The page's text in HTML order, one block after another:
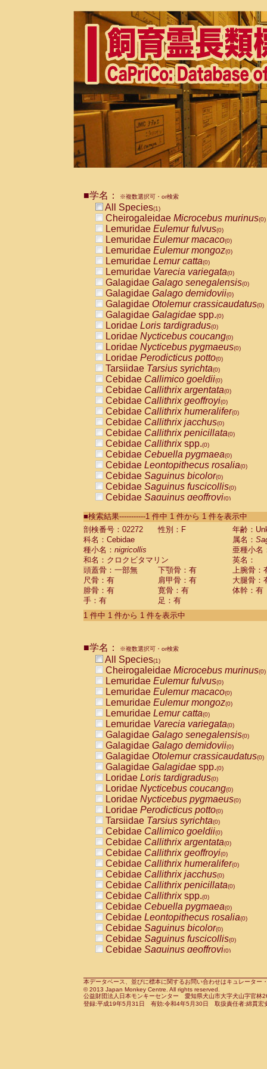
■学名： ※複数選択可・or検索
All Species(1)
Cheirogaleidae Microcebus murinus(0)
Lemuridae Eulemur fulvus(0)
Lemuridae Eulemur macaco(0)
Lemuridae Eulemur mongoz(0)
Lemuridae Lemur catta(0)
Lemuridae Varecia variegata(0)
Galagidae Galago senegalensis(0)
Galagidae Galago demidovii(0)
Galagidae Otolemur crassicaudatus(0)
Galagidae Galagidae spp.(0)
Loridae Loris tardigradus(0)
Loridae Nycticebus coucang(0)
Loridae Nycticebus pygmaeus(0)
Loridae Perodicticus potto(0)
Tarsiidae Tarsius syrichta(0)
Cebidae Callimico goeldii(0)
Cebidae Callithrix argentata(0)
Cebidae Callithrix geoffroyi(0)
Cebidae Callithrix humeralifer(0)
Cebidae Callithrix jacchus(0)
Cebidae Callithrix penicillata(0)
Cebidae Callithrixspp.(0)
Cebidae Cebuella pygmaea(0)
Cebidae Leontopithecus rosalia(0)
Cebidae Saguinus bicolor(0)
Cebidae Saguinus fuscicollis(0)
Cebidae Saguinus geoffroyi(0)
CebidaeSaguinus labiatus(0)
Cebidae Saguinus leucopus (0)
Cebidae
CebidaeSaguinus mystax
CebidaeSaguinus nigricollis (1)
Cebidae Saguinus oedipus
Cebidae Saguinus weddelli
Cebidae Saguinusspp.
Cebidae Aotus trivirgatus
Cebidae Cebus albifrons
CebidaeCebus nigrivittatus
CebidaeCebus
CebidaeSaimiri boliviensis(0)
CebidaeSaimiri sciureus(0)
AtelidaeAlouatta caraya(0)
AtelidaeAlouatta fusca(0)
AtelidaeAlouatta seniculus
AtelidaeAlouattaspp.(0)
AtelidaeAteles belzebuth(0)
AtelidaeAteles geoffroyi(0)
AtelidaeAteles paniscus(0)
AtelidaeAtelesspp.(0)
Atelidae Lagothrix lagothricha
AtelidaeLagothrix lagothricha cana
PitheciidaeCacajao calvus
PitheciidaeCallicebus cupreus
PitheciidaeCallicebus donacophilus
PitheciidaeCallicebus moloch
PitheciidaeCallicebus torquatus
PitheciidaeCallicebusspp.(0)
PitheciidaeChiropotes satanas(0)
PitheciidaePithecia monachus
PitheciidaePithecia pithecia(0)
CercopithecidaeCercocebus agilis
CercopithecidaeCercocebus
CercopithecidaeCercocebus
CercopithecidaeCercocebus
CercopithecidaeCercocebus
CercopithecidaeCercocebushybrid
CercopithecidaePapio anubis(0)
CercopithecidaePapio cynocephalus
CercopithecidaePapio hamadryas(0)
■検索結果-----------1 件中 1 件から 1 件を表示中
剖検番号：02272
性別：F
年齢：
科名：Cebidae
属名：
種小名： nigricollis
亜種小名
和名：クロクビタマリン
英名：
頭蓋骨：一部無
下顎骨：有
上腕骨：
尺骨：有
肩甲骨：有
大腿骨：
腓骨：有
寛骨：有
体幹：有
手：有
足：有
1 件中 1 件から 1 件を表示中
■学名： ※複数選択可・or検索
All Species(1)
Cheirogaleidae Microcebus murinus(0)
Lemuridae Eulemur fulvus(0)
Lemuridae Eulemur macaco(0)
Lemuridae Eulemur mongoz(0)
Lemuridae Lemur catta(0)
Lemuridae Varecia variegata(0)
Galagidae Galago senegalensis(0)
Galagidae Galago demidovii(0)
Galagidae Otolemur crassicaudatus(0)
Galagidae Galagidae spp.(0)
Loridae Loris tardigradus(0)
Loridae Nycticebus coucang(0)
Loridae Nycticebus pygmaeus(0)
Loridae Perodicticus potto(0)
Tarsiidae Tarsius syrichta(0)
Cebidae Callimico goeldii(0)
Cebidae Callithrix argentata(0)
Cebidae Callithrix geoffroyi(0)
Cebidae Callithrix humeralifer(0)
Cebidae Callithrix jacchus(0)
Cebidae Callithrix penicillata(0)
Cebidae Callithrixspp.(0)
Cebidae Cebuella pygmaea(0)
Cebidae Leontopithecus rosalia(0)
Cebidae Saguinus bicolor(0)
Cebidae Saguinus fuscicollis(0)
Cebidae Saguinus geoffroyi(0)
CebidaeSaguinus leucopus(0)
CebidaeSaguinus midas(0)
Cebidae Saguinus mystax(0)
本データベース、並びに標本に関するお問い合わせはキュレータ
© 2013 Japan Monkey Centre. All rights reserved.
公益財団法人日本モンキーセンター 愛知県犬山市大字犬山字官
登録:平成19年5月31日 有効:令和4年5月30日 取扱責任者:綿貫宏